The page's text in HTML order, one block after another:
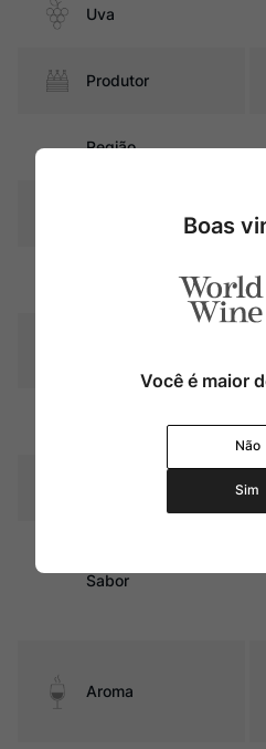
Uva
Produtor
Região
Amadurecimento
Sabor
Aroma
Boas
Você é maior
Não
Sim